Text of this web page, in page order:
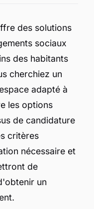
des solutions
sociaux
des habitants
cherchiez un
adapté à
les options
de candidature
critères
nécessaire et
de
un